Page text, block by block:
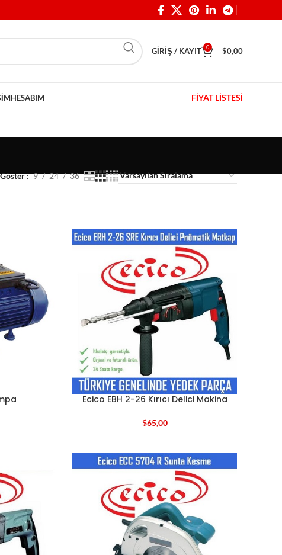
GIRIŞ / KAYIT 0 $0,00
HESABIM FİYAT LİSTESİ
Göster 9 24 36
Ecico EBH 2-26 Kırıcı Delici Makina
$65,00